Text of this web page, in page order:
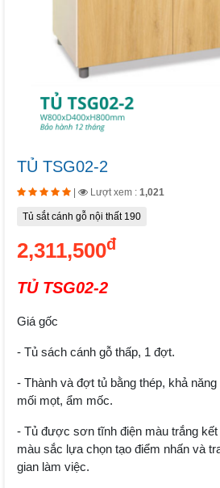
TỦ TSG02-2
Lượt xem : 1,021
Tủ sắt cánh gỗ nội thất 190
2,311,500đ
TỦ TSG02-2
Giá gốc
- Tủ sách cánh gỗ thấp, 1 đợt.
- Thành và đợt tủ bằng thép, khả
mối mọt, ẩm mốc.
- Tủ được sơn tĩnh điện màu trắng
màu sắc lựa chọn tạo điểm nhấn và
gian làm việc.